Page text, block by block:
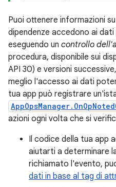
Puoi ottenere informazioni
dipendenze accedono ai
eseguendo un controllo
procedura, disponibile sui
API 30) e versioni
meglio l'accesso ai dati
tua app può registrare
azioni ogni volta che si
Il codice della tua app
aiutarti a determinare
richiamato l'evento,
dati in base al tag di